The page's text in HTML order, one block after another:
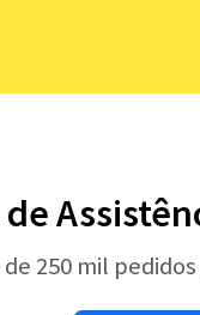
250 mil